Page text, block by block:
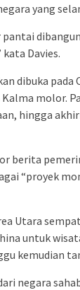
yang
Davies.
dibuka pada
molor.
hingga
berita
“proyek
Utara
untuk
kemudian
negara